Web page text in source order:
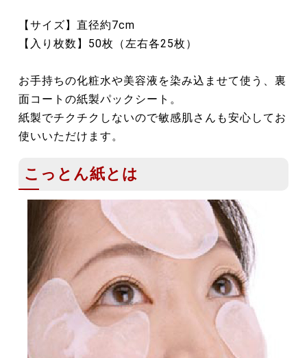
【サイズ】直径約7cm
【入り枚数】50枚（左右各25枚）
お手持ちの化粧水や美容液を染み込ませて使う、裏
面コートの紙製パックシート。
紙製でチクチクしないので敏感肌さんも安心してお
使いいただけます。
こっとん紙とは